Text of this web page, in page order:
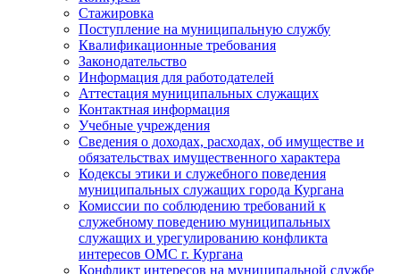
Стажировка
Поступление на муниципальную службу
Квалификационные требования
Законодательство
Информация для работодателей
Аттестация муниципальных служащих
Контактная информация
Учебные учреждения
Сведения о доходах, расходах, об имуществе и
обязательствах имущественного характера
Кодексы этики и служебного поведения
муниципальных служащих города Кургана
Комиссии по соблюдению требований к
служебному поведению муниципальных
служащих и урегулированию конфликта
интересов ОМС г. Кургана
Конфликт интересов на муниципальной службе